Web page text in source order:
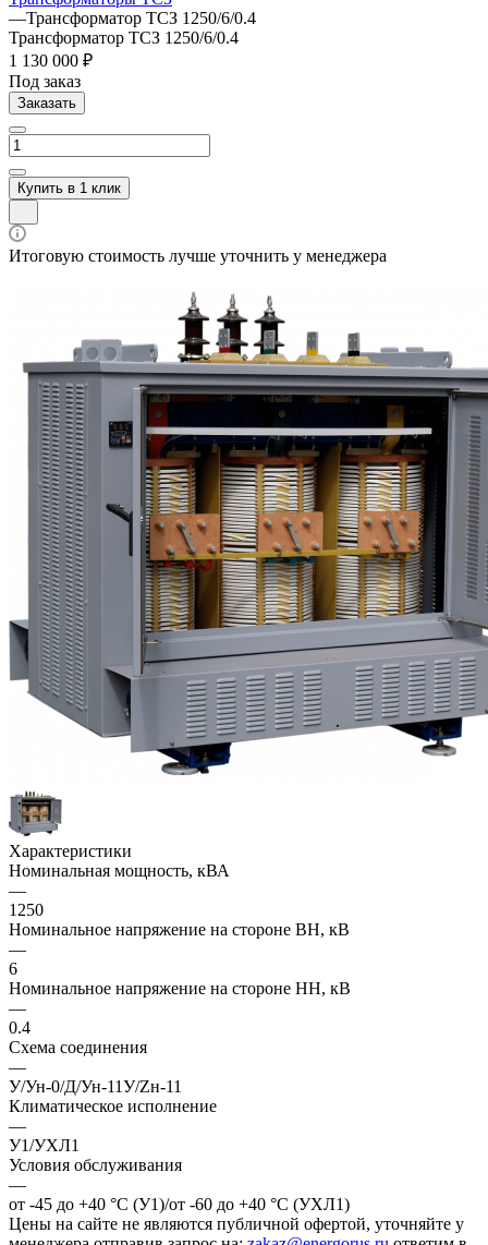
—Трансформатор ТСЗ 1250/6/0.4
Трансформатор ТСЗ 1250/6/0.4
1 130 000 ₽
Под заказ
Заказать
Купить в 1 клик
Итоговую стоимость лучше уточнить у менеджера
Характеристики
Номинальная мощность, кВА
—
1250
Номинальное напряжение на стороне ВН, кВ
—
6
Номинальное напряжение на стороне НН, кВ
—
0.4
Схема соединения
—
У/Ун-0/Д/Ун-11У/Zн-11
Климатическое исполнение
—
У1/УХЛ1
Условия обслуживания
—
от -45 до +40 °С (У1)/от -60 до +40 °С (УХЛ1)
Цены на сайте не являются публичной офертой, уточняйте у